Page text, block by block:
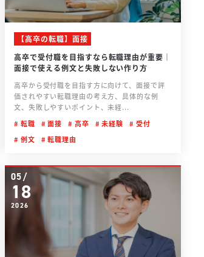
【高卒の転職】面接
高卒で受付職を目指すなら転職理由が重要｜
面接で使える例文と失敗しない作り方
高卒から受付職を目指す方に向けて、面接で評
価されやすい転職理由の考え方、具体的な例
文、失敗しやすいポイント、未経...
転職
面接 高卒 未経験
受付
例文
転職理由
05/
18
2026